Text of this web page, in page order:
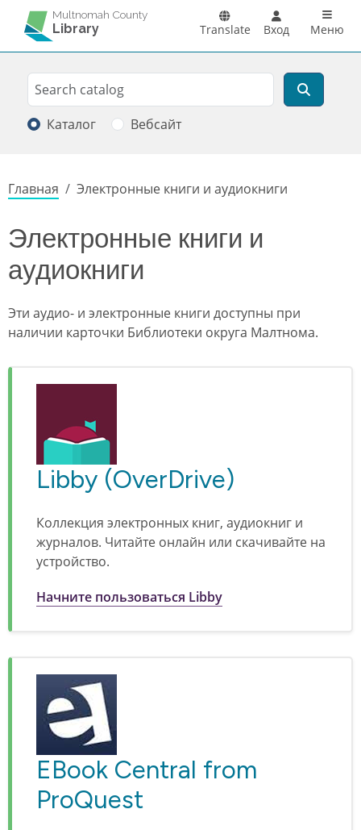
Перейти к основному содержанию
Multnomah County
Library Translate Вход Main
Меню
Search
Поиск
Каталог Вебсайт
Строка навигации
Главная Электронные книги и аудиокниги
Электронные книги и
аудиокниги
Эти аудио- и электронные книги доступны при
наличии карточки Библиотеки округа Малтнома.
Libby (OverDrive)
Коллекция электронных книг, аудиокниг и
журналов. Читайте онлайн или скачивайте на
устройство.
Начните пользоваться Libby
EBook Central from
ProQuest